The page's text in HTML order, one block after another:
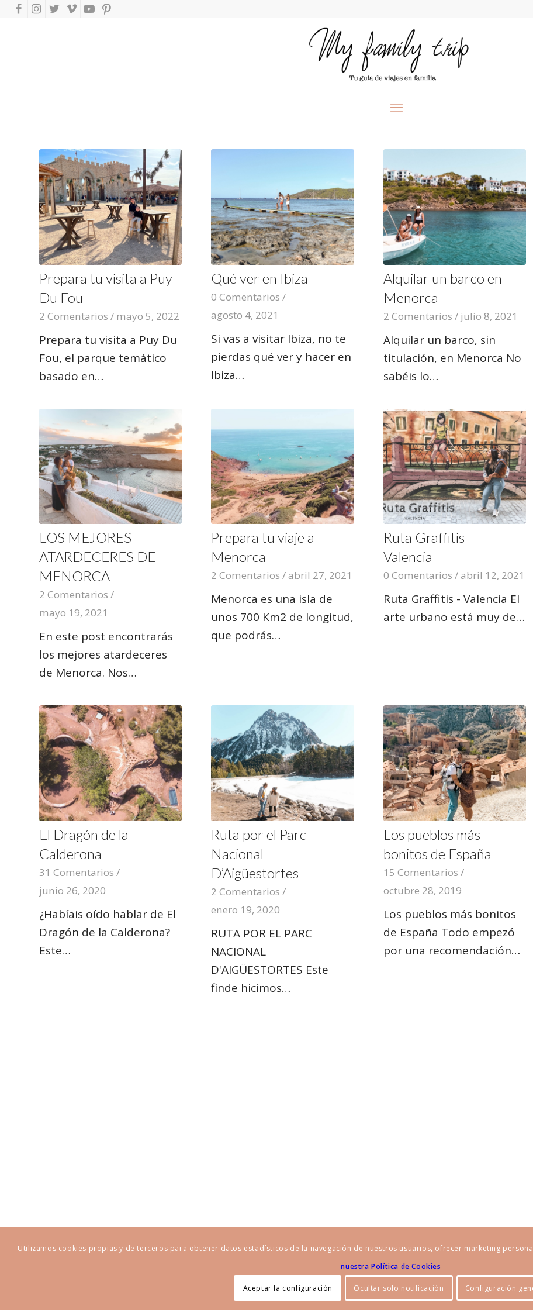
Prepara tu visita a Puy
Du Fou
2 Comentarios / mayo 5, 2022
Prepara tu visita a Puy Du
Fou, el parque temático
basado en…
Qué ver en Ibiza
0 Comentarios /
agosto 4, 2021
Si vas a visitar Ibiza, no te
pierdas qué ver y hacer en
Ibiza…
Alquilar un barco en
Menorca
2 Comentarios / julio 8, 2021
Alquilar un barco, sin
titulación, en Menorca No
sabéis lo…
LOS MEJORES
ATARDECERES DE
MENORCA
2 Comentarios /
mayo 19, 2021
En este post encontrarás
los mejores atardeceres
de Menorca. Nos…
Prepara tu viaje a
Menorca
2 Comentarios /abril 27, 2021
Menorca es una isla de
unos 700 Km2 de longitud,
que podrás…
Ruta Graffitis –
Valencia
0 Comentarios /abril 12, 2021
Ruta Graffitis - Valencia El
arte urbano está muy de…
El Dragón de la
Calderona
31 Comentarios /
junio 26, 2020
¿Habíais oído hablar de El
Dragón de la Calderona?
Este…
Ruta por el Parc
Nacional
D’Aigüestortes
2 Comentarios /
enero 19, 2020
RUTA POR EL PARC
NACIONAL
D'AIGÜESTORTES Este
finde hicimos…
Los pueblos más
bonitos de España
15 Comentarios /
octubre 28, 2019
Los pueblos más bonitos
de España Todo empezó
por una recomendación…
Política de privacidad Política de
Utilizamos cookies propias y de terceros para obtener datos estadísticos de la navegación de nuestros usuarios, ofrecer marketing
nuestra Política de Cookies
Aceptar la configuración Ocultar solo notificación Configuración